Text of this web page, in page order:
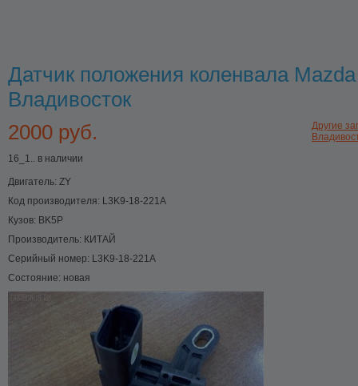
Датчик положения коленвала
Владивосток
Другие
2000 руб.
16_1.. в наличии
Двигатель: ZY
Код производителя: L3K9-18-221A
Кузов: BK5P
Производитель: КИТАЙ
Серийный номер: L3K9-18-221A
Состояние: новая